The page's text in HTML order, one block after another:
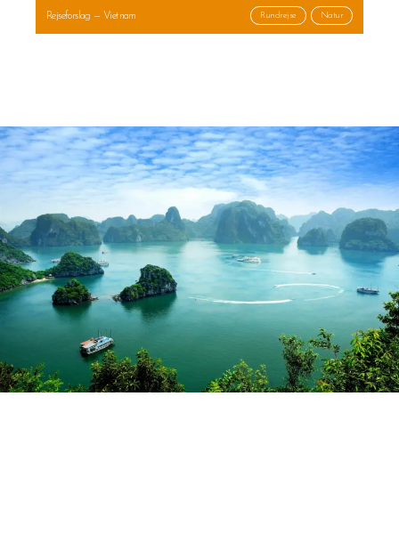
Rejseforslag — Vietnam Rundrejse Natur